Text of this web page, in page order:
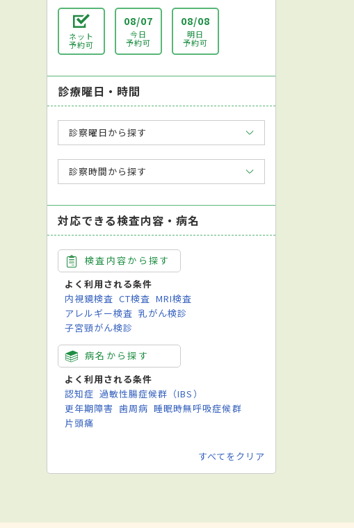
ネット
予約可
08/07
今日
予約可
08/08
明日
予約可
診療曜日・時間
診察曜日から探す
診察時間から探す
対応できる検査内容・病名
検査内容から探す
よく利用される条件
内視鏡検査 CT検査 MRI検査
アレルギー検査 乳がん検診
子宮頸がん検診
病名から探す
よく利用される条件
認知症 過敏性腸症候群（IBS）
更年期障害 歯周病 睡眠時無呼吸症候群
片頭痛
すべてをクリア